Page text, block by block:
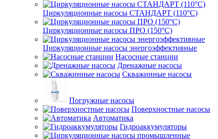
Циркуляционные насосы СТАНДАРТ (110°C)
Циркуляционные насосы ПРО (150°C)
Циркуляционные насосы энергоэффективные
Насосные станции
Дренажные насосы
Скважинные насосы
Погружные насосы
Поверхностные насосы
Автоматика
Гидроаккумуляторы